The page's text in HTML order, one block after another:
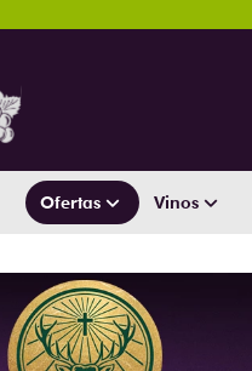
Ofertas Vinos